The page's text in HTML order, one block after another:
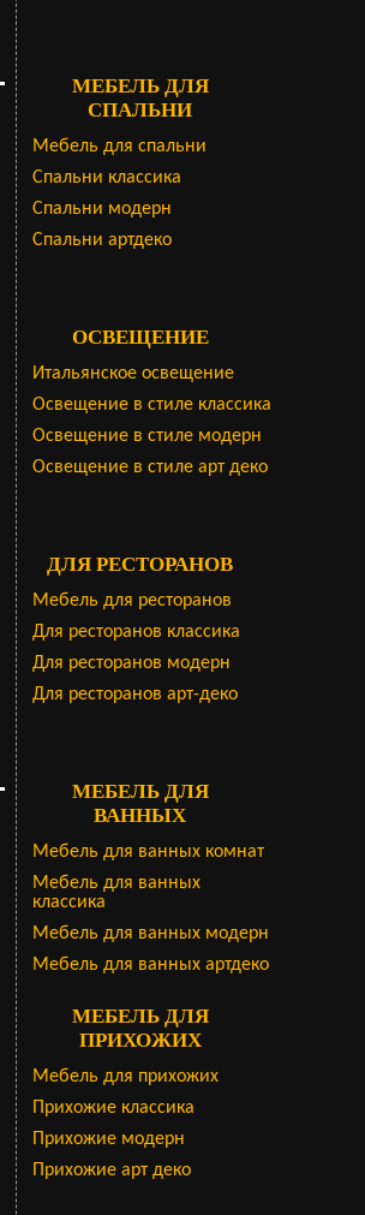
МЕБЕЛЬ ДЛЯ
СПАЛЬНИ
Мебель для спальни
Cпальни классика
Спальни модерн
Спальни артдеко
ОСВЕЩЕНИЕ
Итальянское освещение
Освещение в стиле классика
Освещение в стиле модерн
Освещение в стиле арт деко
ДЛЯ РЕСТОРАНОВ
Мебель для ресторанов
Для ресторанов классика
Для ресторанов модерн
Для ресторанов арт-деко
МЕБЕЛЬ ДЛЯ
ВАННЫХ
Мебель для ванных комнат
Мебель для ванных
классика
Мебель для ванных модерн
Мебель для ванных артдеко
МЕБЕЛЬ ДЛЯ
ПРИХОЖИХ
Мебель для прихожих
Прихожие классика
Прихожие модерн
Прихожие арт деко